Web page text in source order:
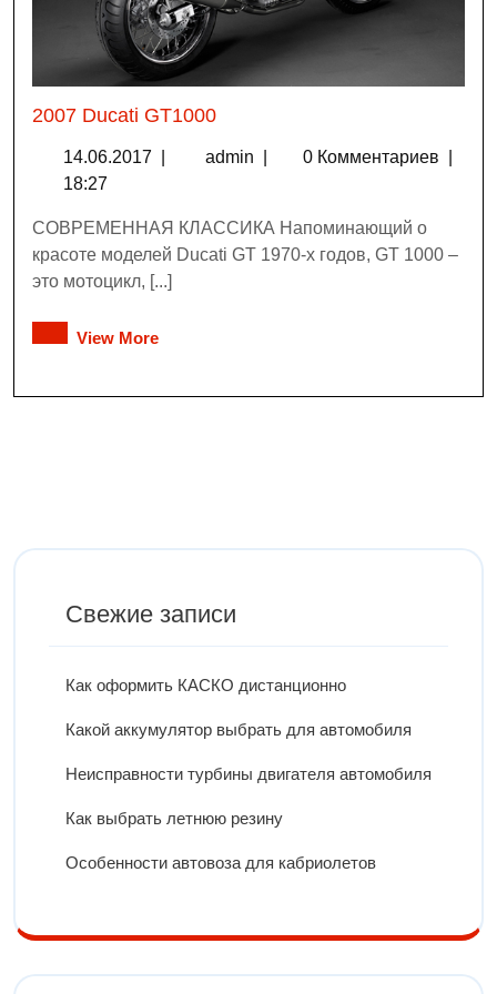
2007 Ducati GT1000
14.06.2017 admin 0 Комментариев
18:27
СОВРЕМЕННАЯ КЛАССИКА Напоминающий о
красоте моделей Ducati GT 1970-х годов, GT 1000 –
это мотоцикл, [...]
View More
Свежие записи
Как оформить КАСКО дистанционно
Какой аккумулятор выбрать для автомобиля
Неисправности турбины двигателя автомобиля
Как выбрать летнюю резину
Особенности автовоза для кабриолетов